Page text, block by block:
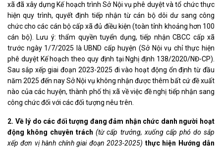
xã đã xây dựng Kế hoạch trình Sở Nội vụ phê duyệt và tổ chức thực
hiện quy trình, quyết định tiếp nhận từ cán bộ dôi dư sang công
chức cho các cán bộ cấp xã đủ điều kiện (toàn tỉnh khoảng hơn 100
cán bộ). Lưu ý: thẩm quyền tuyển dụng, tiếp nhận CBCC cấp xã
trước ngày 1/7/2025 là UBND cấp huyện (Sở Nội vụ chỉ thực hiện
phê duyệt Kế hoạch theo quy định tại Nghị định 138/2020/NĐ-CP).
Sau sắp xếp giai đoạn 2023-2025 đi vào hoạt động ổn định từ đầu
năm 2025 đến nay Sở Nội vụ không nhận được thêm bất cứ đề xuất
nào của các huyện, thành phố thị xã về việc đề nghị tiếp nhận sang
công chức đối với các đối tượng nêu trên.
2. Về lý do các đối tượng đang đảm nhận chức danh người hoạt
động không chuyên trách(từ cấp trưởng, xuống cấp phó do sắp
xếp đơn vị hành chính giai đoạn 2023-2025) thực hiện Hướng dẫn